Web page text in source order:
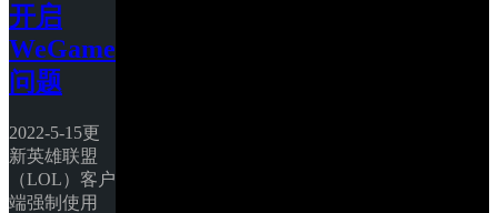
开启
WeGame
问题
2022-5-15更
新英雄联盟
（LOL）客户
端强制使用